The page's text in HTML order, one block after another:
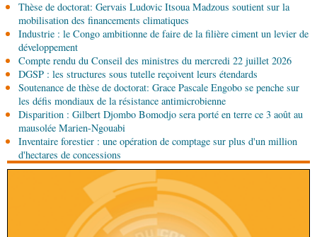
04-08-2026 17:45
Société
formés aux métiers de l’hôtellerie
04-08-2026 17:00
ÉconomieDéveloppement industriel : visite des
installations de Sofatt Industrie
Thèse de doctorat: Gervais Ludovic Itsoua Madzous soutient sur la
mobilisation des financements climatiques
Industrie : le Congo ambitionne de faire de la filière ciment un levier de
développement
Compte rendu du Conseil des ministres du mercredi 22 juillet 2026
DGSP : les structures sous tutelle reçoivent leurs étendards
Soutenance de thèse de doctorat: Grace Pascale Engobo se penche sur
les défis mondiaux de la résistance antimicrobienne
Disparition : Gilbert Djombo Bomodjo sera porté en terre ce 3 août au
mausolée Marien-Ngouabi
Inventaire forestier : une opération de comptage sur plus d'un million
d'hectares de concessions